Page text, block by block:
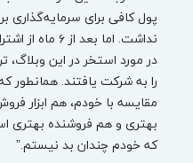
پول کافی برای سرمایه‌گذاری
نداشت. اما
در مورد استخر در این
را به شرکت یافتند. همانطور
مقایسه با خودم، هم ابزار
بهتری و هم فروشنده
که خودم چندان بد نیستم.”